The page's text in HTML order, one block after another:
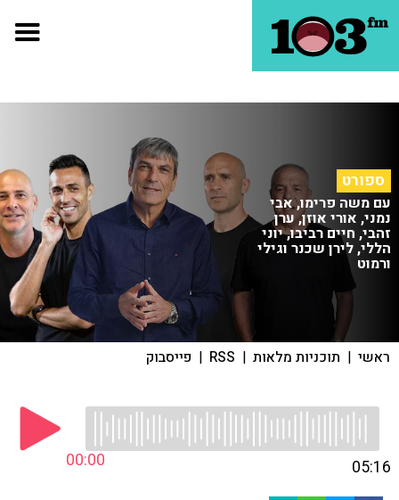
ספורט
עם משה פרימו, אבי
נמני, אורי אוזן, ערן
זהבי, חיים רביבו, יוני
הללי, לירן שכנר וגילי
ורמוט
ראשי | תוכניות מלאות |
RSS
| פייסבוק
00:00 05:16